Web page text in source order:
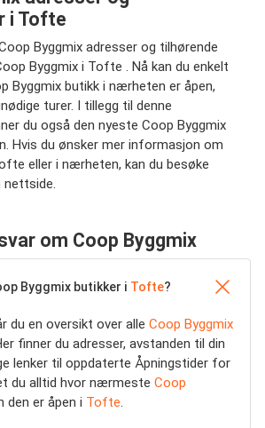
i Tofte
Byggmix adresser og tilhørende
Byggmix i Tofte . Nå kan du enkelt
Byggmix butikk i nærheten er åpen,
turer. I tillegg til denne
du også den nyeste Coop Byggmix
Hvis du ønsker mer informasjon om
eller i nærheten, kan du besøke
nettside.
om Coop Byggmix
Byggmix butikker i Tofte?
du en oversikt over alle Coop Byggmix
finner du adresser, avstanden til din
lenker til oppdaterte Åpningstider for
du alltid hvor nærmeste Coop
den er åpen i Tofte.